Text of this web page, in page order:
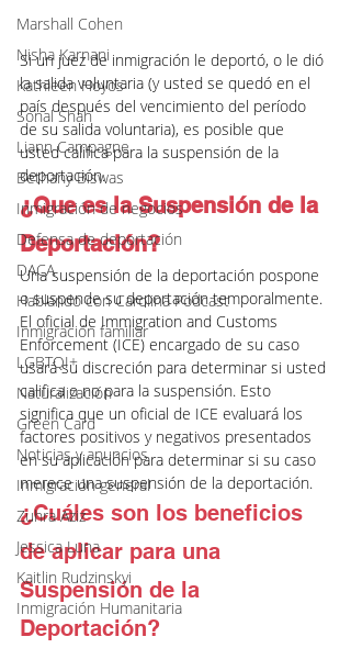
Marshall Cohen
Nisha Karnani
Kathleen Hoyos
Sonal Shah
Liann Campagne
Bethany Biswas
Inmigración de negocios
Defensa de deportación
DACA
Hablando con Carolina Podcast
Inmigración familiar
LGBTQI+
Naturalización
Green Card
Noticias y anuncios
Inmigración general
Zuhra Aziz
Jessica Luna
Kaitlin Rudzinskyi
Inmigración Humanitaria
Si un juez de inmigración le deportó, o le dió
la salida voluntaria (y usted se quedó en el
país después del vencimiento del período
de su salida voluntaria), es posible que
usted califica para la suspensión de la
deportación.
¿Que es la Suspensión de la
Deportación?
Una suspensión de la deportación pospone
o suspende su deportación temporalmente.
El oficial de Immigration and Customs
Enforcement (ICE) encargado de su caso
usará su discreción para determinar si usted
califica o no para la suspensión. Esto
significa que un oficial de ICE evaluará los
factores positivos y negativos presentados
en su aplicación para determinar si su caso
merece una suspensión de la deportación.
¿Cuáles son los beneficios
de aplicar para una
Suspensión de la
Deportación?